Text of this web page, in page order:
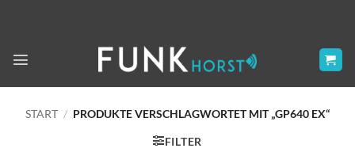
START / PRODUKTE VERSCHLAGWORTET MIT „GP640 EX“
FILTER